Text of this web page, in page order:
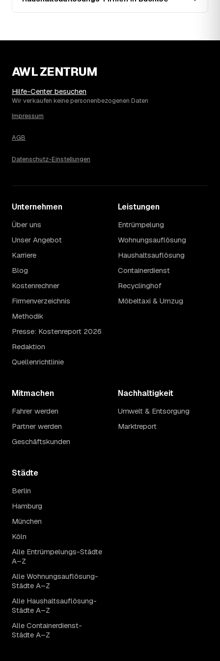
Landsberg am Lech liegt bei einem Ø-Preis von rund
von Größe und Wertanrechnung des Hausstands ab, ein
AWL ZENTRUM
Hilfe-Center besuchen
Wir verkaufen keine personenbezogenen Daten
Impressum
AGB
Datenschutz-Einstellungen
Unternehmen
Über uns
Unser Angebot
Karriere
Blog
Kostenrechner
Firmenverzeichnis
Methodik
Presse: Kostenreport 2026
Redaktion
Quellenrichtlinie
Leistungen
Entrümpelung
Wohnungsauflösung
Haushaltsauflösung
Containerdienst
Recyclinghof
Möbeltaxi & Umzug
Mitmachen
Fahrer werden
Partner werden
Geschäftskunden
Nachhaltigkeit
Umwelt & Entsorgung
Marktreport
Städte
Berlin
Hamburg
München
Köln
Alle Entrümpelungs-Städte
A–Z
Alle Wohnungsauflösung-
Städte A–Z
Alle Haushaltsauflösung-
Städte A–Z
Alle Containerdienst-
Städte A–Z